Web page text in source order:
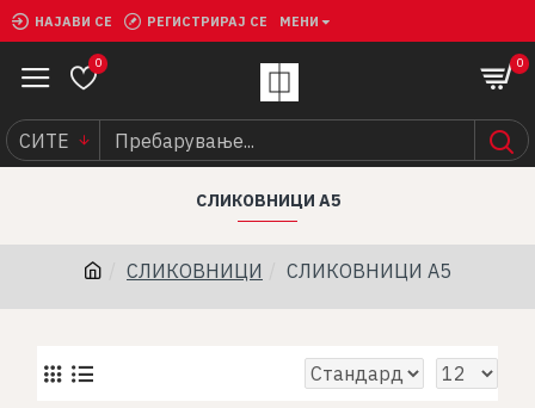
НАЈАВИ СЕ РЕГИСТРИРАЈ СЕ МЕНИ
0 0
СИТЕ
СЛИКОВНИЦИ СЛИКОВНИЦИ A5
СЛИКОВНИЦИ A5